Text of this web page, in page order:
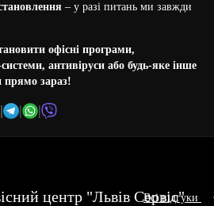
– у разі питань ми завжди
офісні програми,
антивіруси або будь-яке інше
прямо зараз!
| | |
центр "Львів Сервіс"
Всі відгуки